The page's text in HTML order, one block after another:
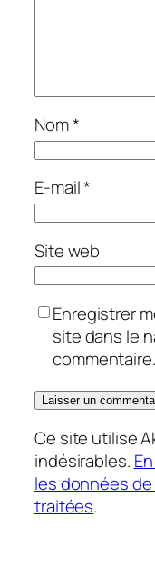
Nom*
E-mail*
Site web
Enregistrer
site dans le
commentaire.
Ce site utilise
indésirables.
les données
traitées.